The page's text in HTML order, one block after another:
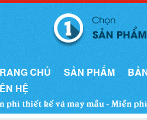
CHỦ SẢN PHẨM
HỆ